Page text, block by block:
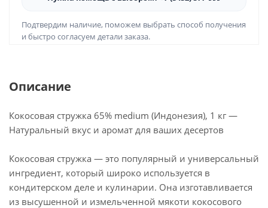
Подтвердим наличие, поможем выбрать способ получения
и быстро согласуем детали заказа.
Описание
Кокосовая стружка 65% medium (Индонезия), 1 кг —
Натуральный вкус и аромат для ваших десертов
Кокосовая стружка — это популярный и универсальный
ингредиент, который широко используется в
кондитерском деле и кулинарии. Она изготавливается
из высушенной и измельченной мякоти кокосового